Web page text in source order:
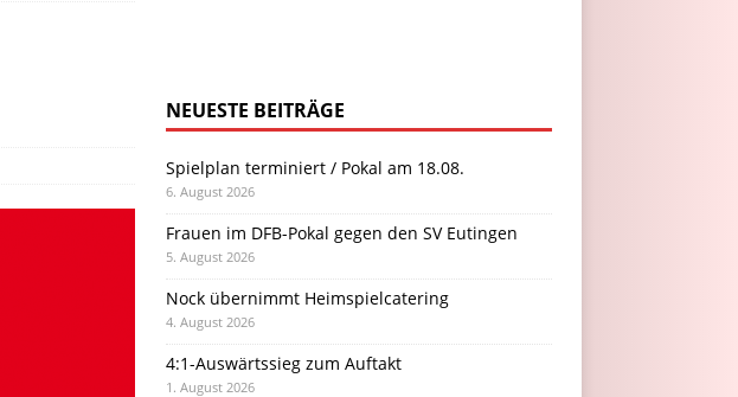
NEUESTE BEITRÄGE
Spielplan terminiert / Pokal am 18.08.
6. August 2026
Frauen im DFB-Pokal gegen den SV Eutingen
5. August 2026
Nock übernimmt Heimspielcatering
4. August 2026
4:1-Auswärtssieg zum Auftakt
1. August 2026